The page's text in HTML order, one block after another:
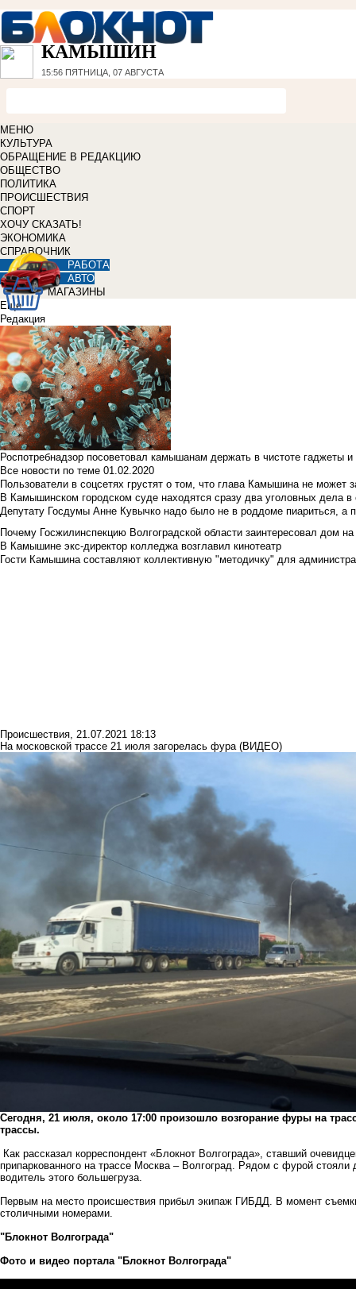
КАМЫШИН
15:56 ПЯТНИЦА, 07 АВГУСТА
МЕНЮ
КУЛЬТУРА
ОБРАЩЕНИЕ В РЕДАКЦИЮ
ОБЩЕСТВО
ПОЛИТИКА
ПРОИСШЕСТВИЯ
СПОРТ
ХОЧУ СКАЗАТЬ!
ЭКОНОМИКА
СПРАВОЧНИК
РАБОТА
АВТО
МАГАЗИНЫ
Еще
Редакция
Роспотребнадзор посоветовал камышанам держать в чистоте гаджеты
Все новости по теме 01.02.2020
Пользователи в соцсетях грустят о том, что глава Камышина не может
В Камышинском городском суде находятся сразу два уголовных дела
Депутату Госдумы Анне Кувычко надо было не в роддоме пиариться, а
Почему Госжилинспекцию Волгоградской области заинтересовал дом
В Камышине экс-директор колледжа возглавил кинотеатр
Гости Камышина составляют коллективную "методичку" для
Происшествия, 21.07.2021 18:13
На московской трассе 21 июля загорелась фура (ВИДЕО)
Сегодня, 21 июля, около 17:00 произошло возгорание фуры на
трассы.
Как рассказал корреспондент «Блокнот Волгограда», ставший
припаркованного на трассе Москва – Волгоград. Рядом с фурой
водитель этого большегруза.
Первым на место происшествия прибыл экипаж ГИБДД. В момент
столичными номерами.
"Блокнот Волгограда"
Фото и видео портала "Блокнот Волгограда"